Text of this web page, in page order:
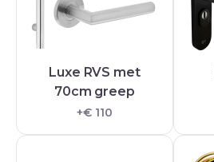
Luxe RVS met
70cm greep
+€ 110